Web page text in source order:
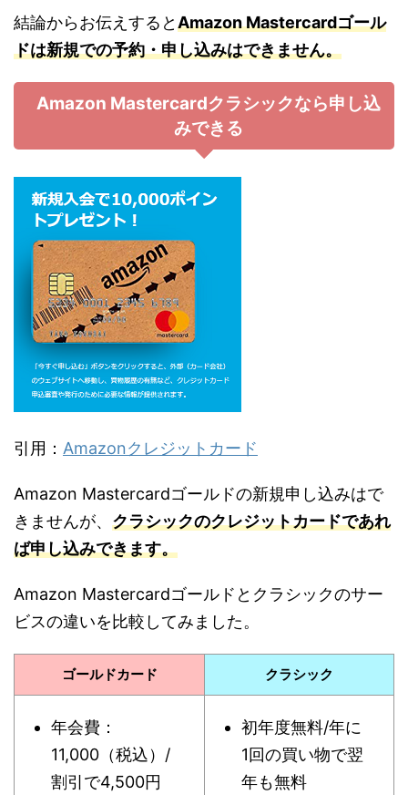
結論からお伝えするとAmazon Mastercardゴール
ドは新規での予約・申し込みはできません。
Amazon Mastercardクラシックなら申し込
みできる
引用： Amazonクレジットカード
Amazon Mastercardゴールドの新規申し込みはで
きませんが、 クラシックのクレジットカードであれ
ば申し込みできます。
Amazon Mastercardゴールドとクラシックのサー
ビスの違いを比較してみました。
ゴールドカード クラシック
年会費：
11,000（税込）/
割引で4,500円
初年度無料/年に
1回の買い物で翌
年も無料